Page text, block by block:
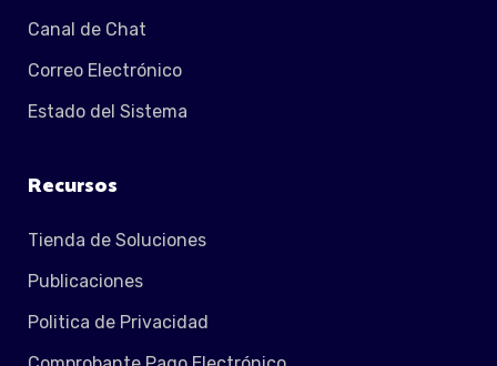
Canal de Chat
Correo Electrónico
Estado del Sistema
Recursos
Tienda de Soluciones
Publicaciones
Politica de Privacidad